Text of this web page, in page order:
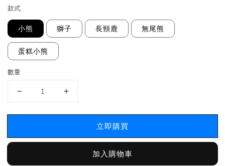
款式
小熊 獅子 長頸鹿 無尾熊
蛋糕小熊
數量
立即購買
加入購物車